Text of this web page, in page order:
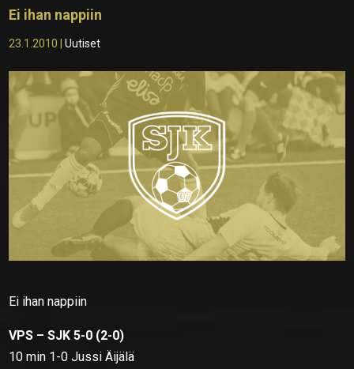
Ei ihan nappiin
23.1.2010 |Uutiset
Ei ihan nappiin
VPS – SJK 5-0 (2-0)
10 min 1-0 Jussi Äijälä